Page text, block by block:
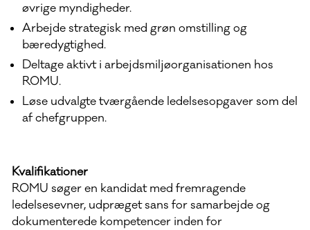
øvrige myndigheder.
Arbejde strategisk med grøn omstilling og
bæredygtighed.
Deltage aktivt i arbejdsmiljøorganisationen hos
ROMU.
Løse udvalgte tværgående ledelsesopgaver som del
af chefgruppen.
Kvalifikationer
ROMU søger en kandidat med fremragende
ledelsesevner, udpræget sans for samarbejde og
dokumenterede kompetencer inden for